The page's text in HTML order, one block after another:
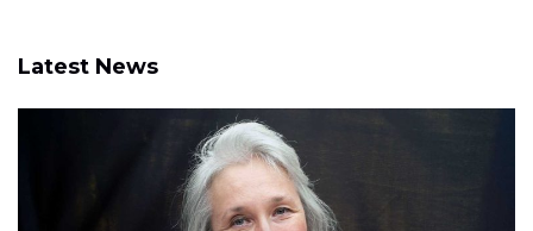
Latest News